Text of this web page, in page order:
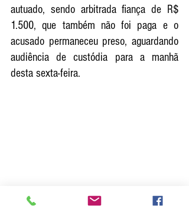
autuado, sendo arbitrada fiança de R$
1.500, que também não foi paga e o
acusado permaneceu preso, aguardando
audiência de custódia para a manhã
desta sexta-feira.